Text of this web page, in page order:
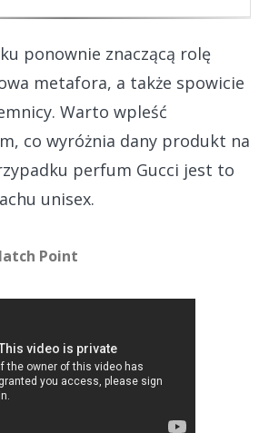
ponownie znaczącą rolę
metafora, a także spowicie
Warto wpleść
co wyróżnia dany produkt na
perfum Gucci jest to
unisex.
Point